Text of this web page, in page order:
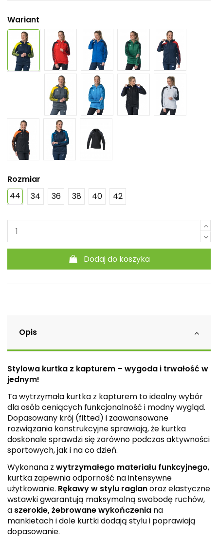
Wariant
Rozmiar
44
34 36 38 40 42
Dodaj do koszyka
Opis
Stylowa kurtka z kapturem – wygoda i trwałość w
jednym!
Ta wytrzymała kurtka z kapturem to idealny wybór
dla osób ceniących funkcjonalność i modny wygląd.
Dopasowany krój (fitted) i zaawansowane
rozwiązania konstrukcyjne sprawiają, że kurtka
doskonale sprawdzi się zarówno podczas aktywności
sportowych, jak i na co dzień.
Wykonana z wytrzymałego materiału funkcyjnego,
kurtka zapewnia odporność na intensywne
użytkowanie. Rękawy w stylu raglanoraz elastyczne
wstawki gwarantują maksymalną swobodę ruchów,
a szerokie, żebrowane wykończenia na
mankietach i dole kurtki dodają stylu i poprawiają
dopasowanie.